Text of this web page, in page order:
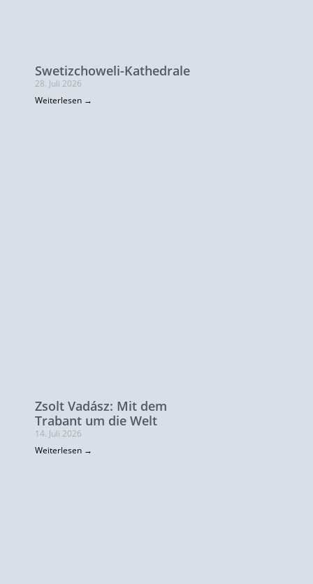
Swetizchoweli-Kathedrale
28. Juli 2026
Weiterlesen →
Zsolt Vadász: Mit dem
Trabant um die Welt
14. Juli 2026
Weiterlesen →